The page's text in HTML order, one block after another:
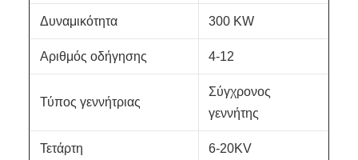
Δυναμικότητα 300 KW
Αριθμός οδήγησης 4-12
Τύπος γεννήτριας
Σύγχρονος
γεννήτης
Τετάρτη 6-20KV